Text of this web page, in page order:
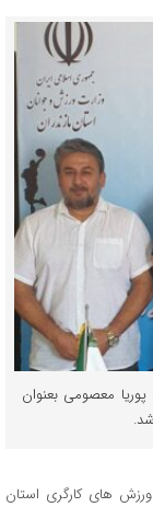
معصومی بعنوان
های کارگری استان